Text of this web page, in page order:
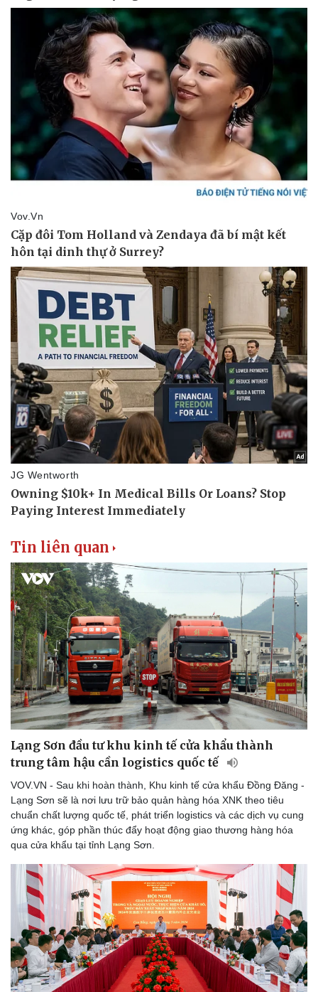
Thể thao
Bóng đá
Lịch thi đấu bóng đá
Thế giới thể thao
Hậu trường
Ô tô - Xe máy
Ô tô
Xe máy
Tư vấn
Tin liên quan
Lạng Sơn đầu tư khu kinh tế cửa khẩu thành
trung tâm hậu cần logistics quốc tế
VOV.VN - Sau khi hoàn thành, Khu kinh tế cửa khẩu Đồng Đăng -
Lạng Sơn sẽ là nơi lưu trữ bảo quản hàng hóa XNK theo tiêu
chuẩn chất lượng quốc tế, phát triển logistics và các dịch vụ cung
ứng khác, góp phần thúc đẩy hoạt động giao thương hàng hóa
qua cửa khẩu tại tỉnh Lạng Sơn.